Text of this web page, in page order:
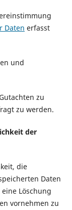
Daten erfasst
und
zu
zu werden.
der
die
Daten
Löschung
vornehmen zu